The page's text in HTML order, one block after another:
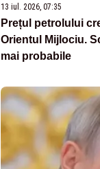
13 iul. 2026, 07:35
Prețul petrolului
Orientul Mijlociu.
mai probabile